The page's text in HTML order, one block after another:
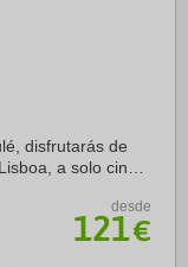
disfrutarás de
a solo cinco
desde
121€